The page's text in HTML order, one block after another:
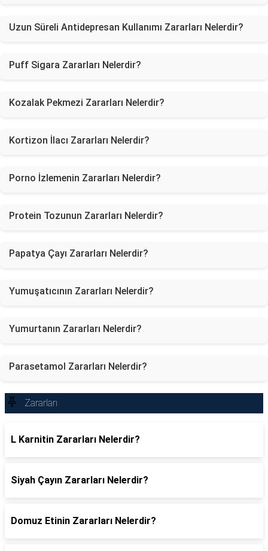
Uzun Süreli Antidepresan Kullanımı Zararları Nelerdir?
Puff Sigara Zararları Nelerdir?
Kozalak Pekmezi Zararları Nelerdir?
Kortizon İlacı Zararları Nelerdir?
Porno İzlemenin Zararları Nelerdir?
Protein Tozunun Zararları Nelerdir?
Papatya Çayı Zararları Nelerdir?
Yumuşatıcının Zararları Nelerdir?
Yumurtanın Zararları Nelerdir?
Parasetamol Zararları Nelerdir?
Zararları
L Karnitin Zararları Nelerdir?
Siyah Çayın Zararları Nelerdir?
Domuz Etinin Zararları Nelerdir?